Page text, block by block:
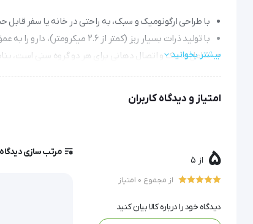
با طراحی ارگونومیک و سبک، به راحتی در خانه یا سفر
با تولید ذرات بسیار ریز (کمتر از 2.6 میکرومتر)، دارو را به عمق ریه‌ها می‌رساند و درمان را سریع‌تر و مؤثرتر می‌سازد، حتی برای کودکان و بزرگسالان.
شامل ماسک و اتصال دهانی برای هر دو گروه سنی است،
نبولایزر مدل NE100 رزمکس (Rossmax)
نبولایزر اقتصادی با طراحی زیبا، مدرن و ارگونومیک از
بیشتر بخوانید
امتیاز و دیدگاه کاربران
5 از 5
از مجموع 0 امتیاز
دیدگاه خود را درباره کالا بیان کنید
مرتب سازی